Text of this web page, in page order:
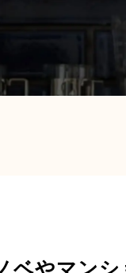
ベやマンシ